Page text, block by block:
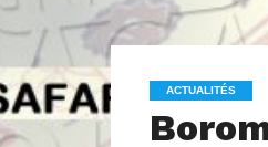
ACTUALITÉS